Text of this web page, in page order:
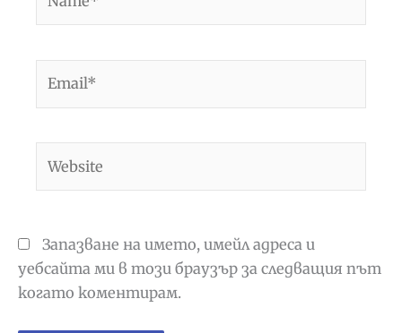
Запазване на името, имейл адреса и
уебсайта ми в този браузър за следващия път
когато коментирам.